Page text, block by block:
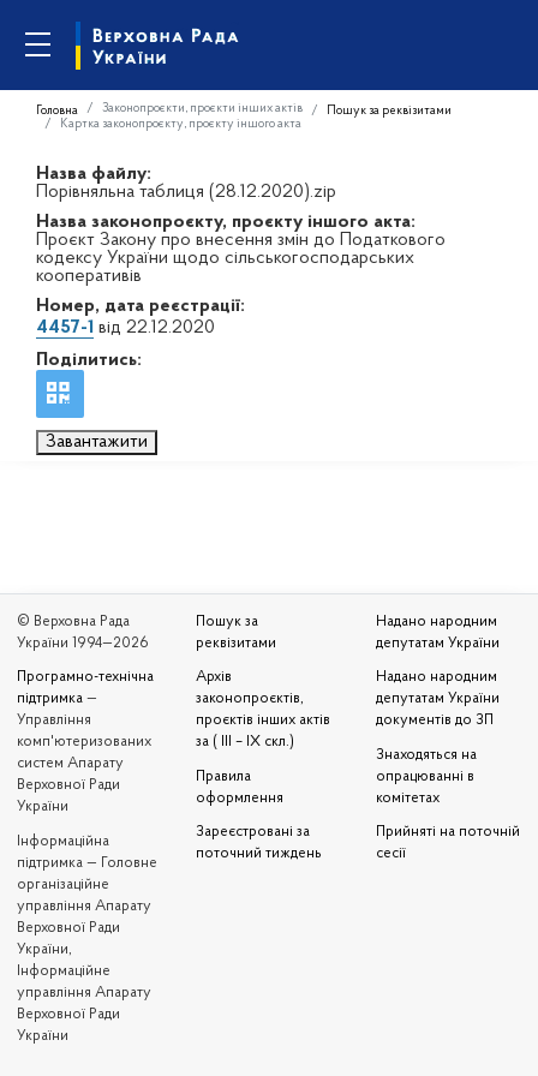
Головна Законопроєкти, проєкти інших актів
Пошук за реквізитами
Картка законопроєкту, проєкту іншого акта
Назва файлу:
Порівняльна таблиця (28.12.2020).zip
Назва законопроєкту, проєкту іншого акта:
Проєкт Закону про внесення змін до Податкового
кодексу України щодо сільськогосподарських
кооперативів
Номер, дата реєстрації:
4457-1 від 22.12.2020
Поділитись:
Завантажити
© Верховна Рада
України 1994—2026
Програмно-технічна
підтримка —
Управління
комп'ютеризованих
систем Апарату
Верховної Ради
України
Iнформаційна
підтримка — Головне
організаційне
управління Апарату
Верховної Ради
України,
Інформаційне
управління Апарату
Верховної Ради
України
Пошук за
реквізитами
Архів
законопроєктів,
проєктів інших актів
за ( III – IX скл.)
Правила
оформлення
Зареєстровані за
поточний тиждень
Надано народним
депутатам України
Надано народним
депутатам України
документів до ЗП
Знаходяться на
опрацюванні в
комітетах
Прийняті на поточній
сесії